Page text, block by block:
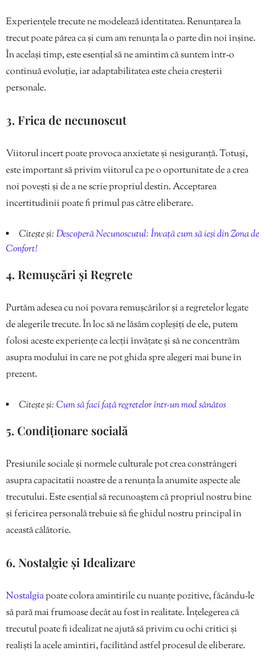
Experiențele trecute ne modelează identitatea. Renunțarea la
trecut poate părea ca și cum am renunța la o parte din noi înșine.
În același timp, este esențial să ne amintim că suntem într-o
continuă evoluție, iar adaptabilitatea este cheia creșterii
personale.
3. Frica de necunoscut
Viitorul incert poate provoca anxietate și nesiguranță. Totuși,
este important să privim viitorul ca pe o oportunitate de a crea
noi povești și de a ne scrie propriul destin. Acceptarea
incertitudinii poate fi primul pas către eliberare.
Citește și:Descoperă Necunoscutul: Învață cum să ieși din Zona de
Confort!
4. Remușcări și Regrete
Purtăm adesea cu noi povara remușcărilor și a regretelor legate
de alegerile trecute. În loc să ne lăsăm copleșiți de ele, putem
folosi aceste experiențe ca lecții învățate și să ne concentrăm
asupra modului în care ne pot ghida spre alegeri mai bune în
prezent.
Citește și:Cum să faci față regretelor într-un mod sănătos
5. Condiționare socială
Presiunile sociale și normele culturale pot crea constrângeri
asupra capacitatii noastre de a renunța la anumite aspecte ale
trecutului. Este esențial să recunoaștem că propriul nostru bine
și fericirea personală trebuie să fie ghidul nostru principal în
această călătorie.
6. Nostalgie și Idealizare
Nostalgiapoate colora amintirile cu nuanțe pozitive, făcându-le
să pară mai frumoase decât au fost în realitate. Înțelegerea că
trecutul poate fi idealizat ne ajută să privim cu ochi critici și
realiști la acele amintiri, facilitând astfel procesul de eliberare.